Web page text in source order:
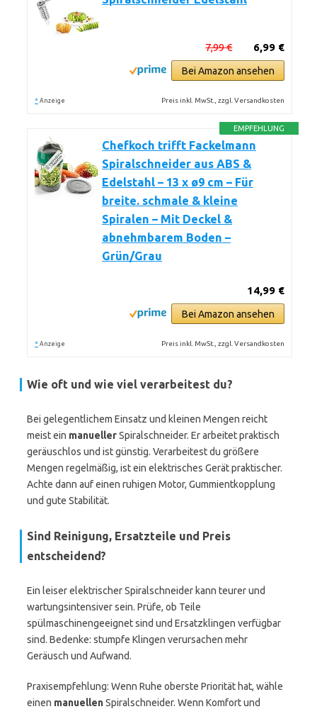
6,99 €
7,99 €
Bei Amazon ansehen
* Anzeige Preis inkl. MwSt., zzgl. Versandkosten
EMPFEHLUNG
Chefkoch trifft Fackelmann
Spiralschneider aus ABS &
Edelstahl – 13 x ø9 cm – Für
breite. schmale & kleine
Spiralen – Mit Deckel &
abnehmbarem Boden –
Grün/Grau
14,99 €
Bei Amazon ansehen
* Anzeige Preis inkl. MwSt., zzgl. Versandkosten
Wie oft und wie viel verarbeitest du?
Bei gelegentlichem Einsatz und kleinen Mengen reicht
meist ein manuellerSpiralschneider. Er arbeitet praktisch
geräuschlos und ist günstig. Verarbeitest du größere
Mengen regelmäßig, ist ein elektrisches Gerät praktischer.
Achte dann auf einen ruhigen Motor, Gummientkopplung
und gute Stabilität.
Sind Reinigung, Ersatzteile und Preis
entscheidend?
Ein leiser elektrischer Spiralschneider kann teurer und
wartungsintensiver sein. Prüfe, ob Teile
spülmaschinengeeignet sind und Ersatzklingen verfügbar
sind. Bedenke: stumpfe Klingen verursachen mehr
Geräusch und Aufwand.
Praxisempfehlung: Wenn Ruhe oberste Priorität hat, wähle
einen manuellenSpiralschneider. Wenn Komfort und